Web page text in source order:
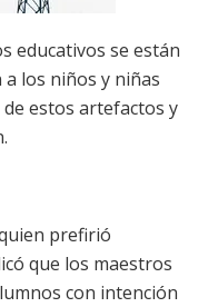
educativos se están
los niños y niñas
estos artefactos y
prefirió
que los maestros
con intención